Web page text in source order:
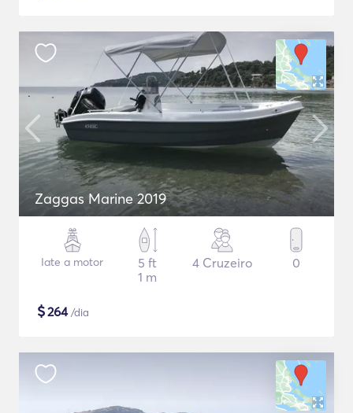
Zaggas Marine 2019
Iate a motor
5 ft
1 m
4 Cruzeiro 0
$264/dia